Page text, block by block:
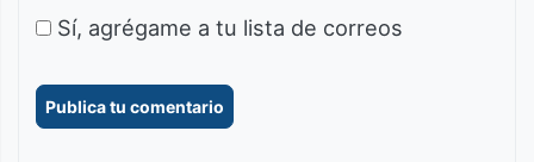
Sí, agrégame a tu lista de correos